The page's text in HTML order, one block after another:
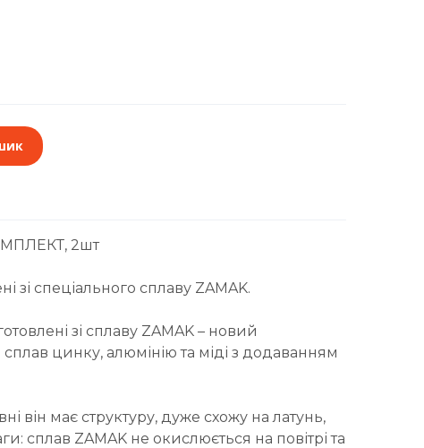
2шт
зі спеціального сплаву ZAMAK.
зі сплаву ZAMAK – новий
цинку, алюмінію та міді з додаванням
він має структуру, дуже схожу на латунь,
сплав ZAMAK не окислюється на повітрі та